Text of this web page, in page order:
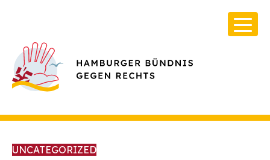
UNCATEGORIZED